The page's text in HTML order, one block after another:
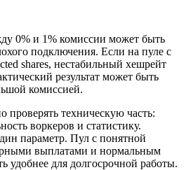
0% и 1% комиссии может быть
подключения. Если на пуле с
shares, нестабильный хешрейт
результат может быть
комиссией.
проверять техническую часть:
воркеров и статистику.
параметр. Пул с понятной
выплатами и нормальным
удобнее для долгосрочной работы.